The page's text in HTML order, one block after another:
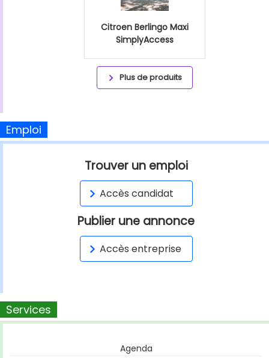
Citroen Berlingo Maxi
SimplyAccess
Plus de produits
Emploi
Trouver un emploi
Accès candidat
Publier une annonce
Accès entreprise
Services
Agenda